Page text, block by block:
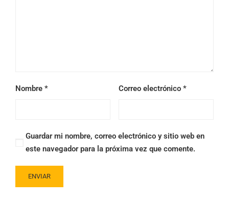
Nombre * Correo electrónico *
Guardar mi nombre, correo electrónico y sitio web en
este navegador para la próxima vez que comente.